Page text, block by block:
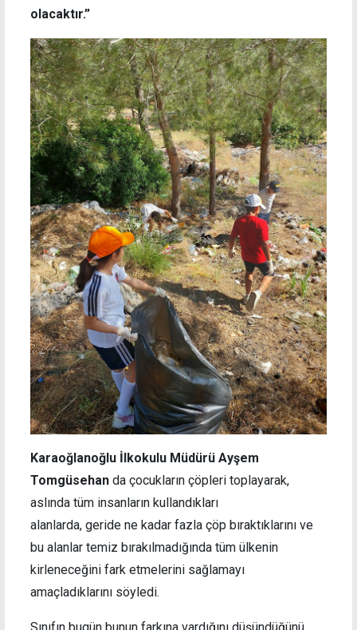
olacaktır.”
Karaoğlanoğlu İlkokulu Müdürü Ayşem
Tomgüsehan da çocukların çöpleri toplayarak,
aslında tüm insanların kullandıkları
alanlarda, geride ne kadar fazla çöp bıraktıklarını ve
bu alanlar temiz bırakılmadığında tüm ülkenin
kirleneceğini fark etmelerini sağlamayı
amaçladıklarını söyledi.